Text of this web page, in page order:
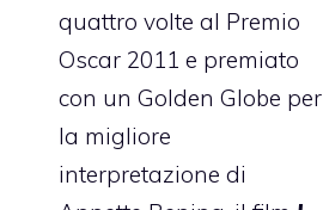
quattro volte al Premio
Oscar 2011 e premiato
con un Golden Globe per
la migliore
interpretazione di